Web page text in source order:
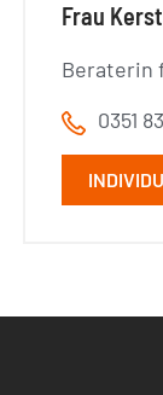
Frau
Beraterin
0351